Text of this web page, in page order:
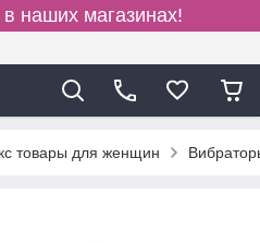
наших магазинах!
товары для женщин